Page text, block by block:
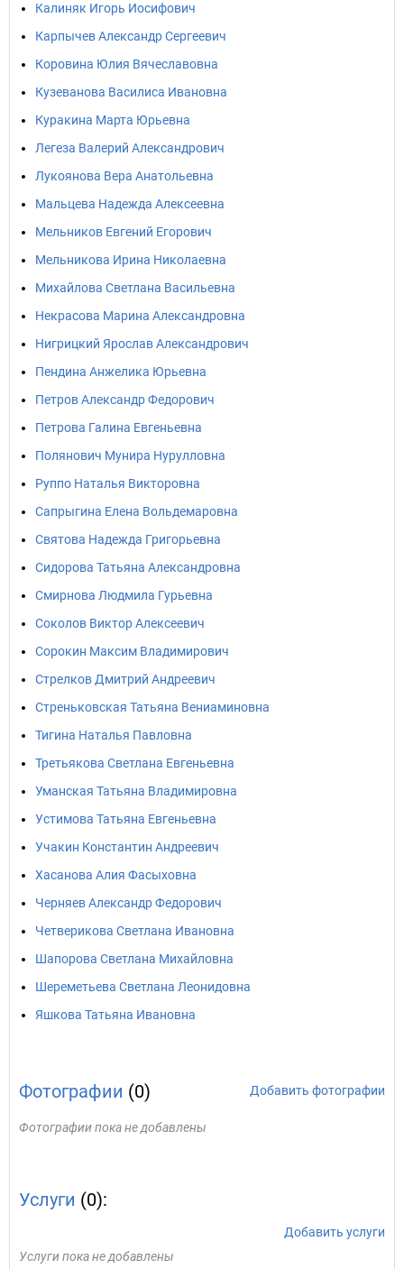
Калиняк Игорь Иосифович
Карпычев Александр Сергеевич
Коровина Юлия Вячеславовна
Кузеванова Василиса Ивановна
Куракина Марта Юрьевна
Легеза Валерий Александрович
Лукоянова Вера Анатольевна
Мальцева Надежда Алексеевна
Мельников Евгений Егорович
Мельникова Ирина Николаевна
Михайлова Светлана Васильевна
Некрасова Марина Александровна
Нигрицкий Ярослав Александрович
Пендина Анжелика Юрьевна
Петров Александр Федорович
Петрова Галина Евгеньевна
Полянович Мунира Нурулловна
Руппо Наталья Викторовна
Сапрыгина Елена Вольдемаровна
Святова Надежда Григорьевна
Сидорова Татьяна Александровна
Смирнова Людмила Гурьевна
Соколов Виктор Алексеевич
Сорокин Максим Владимирович
Стрелков Дмитрий Андреевич
Стреньковская Татьяна Вениаминовна
Тигина Наталья Павловна
Третьякова Светлана Евгеньевна
Уманская Татьяна Владимировна
Устимова Татьяна Евгеньевна
Учакин Константин Андреевич
Хасанова Алия Фасыховна
Черняев Александр Федорович
Четверикова Светлана Ивановна
Шапорова Светлана Михайловна
Шереметьева Светлана Леонидовна
Яшкова Татьяна Ивановна
Фотографии (0) Добавить фотографии
Фотографии пока не добавлены
Услуги (0):
Добавить услуги
Услуги пока не добавлены